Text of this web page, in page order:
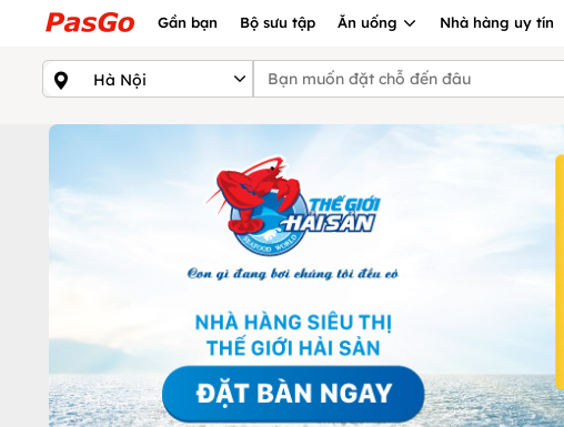
Gần bạn Bộ sưu tập Ăn uống Nhà hàng uy tín